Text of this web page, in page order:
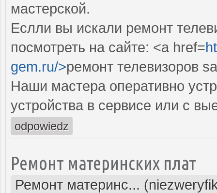
мастерской.
Еслли вы искали ремонт
посмотреть на сайте: <a href=
gem.ru/>ремонт телевизоров
Наши мастера оперативно
устройства в сервисе или с
odpowiedz
Ремонт материнских плат
Ремонт материнс...